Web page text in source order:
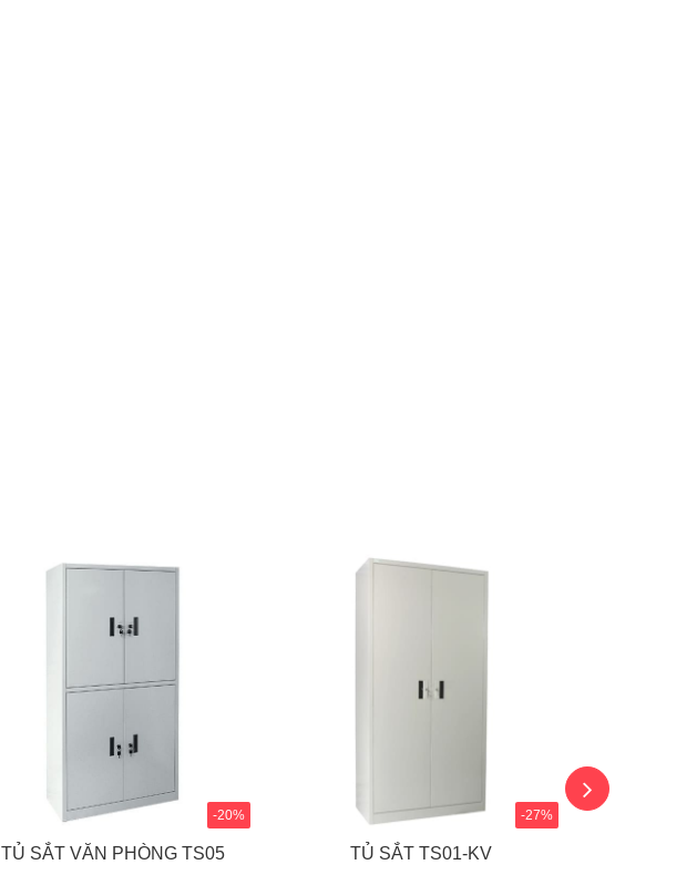
-20%
TỦ SẮT VĂN PHÒNG TS05
-27%
TỦ SẮT TS01-KV